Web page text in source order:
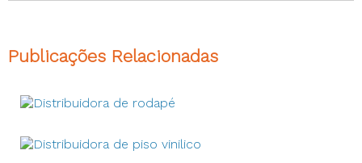
Publicações Relacionadas